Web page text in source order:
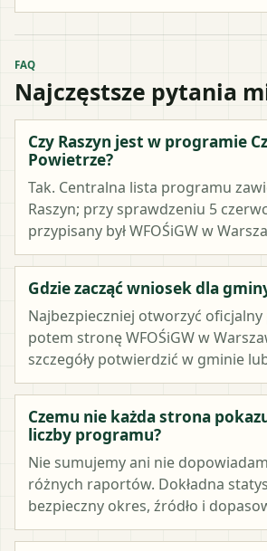
FAQ
Najczęstsze pytania
Czy Raszyn jest w programie
Powietrze?
Tak. Centralna lista programu
Raszyn; przy sprawdzeniu 5
przypisany był WFOŚiGW w
Gdzie zacząć wniosek dla
Najbezpieczniej otworzyć
potem stronę WFOŚiGW w
szczegóły potwierdzić w gminie
Czemu nie każda strona
liczby programu?
Nie sumujemy ani nie
różnych raportów. Dokładna
bezpieczny okres, źródło i